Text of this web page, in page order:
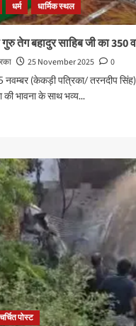
धर्म धार्मिक स्थल
तेग बहादुर साहिब जी का 350
25 November 2025
0
(केकड़ी पत्रिका/ तरनदीप
की भावना के साथ भव्य...
पोस्ट